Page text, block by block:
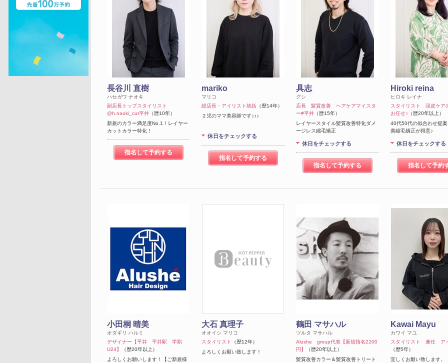
長谷川 直樹
ハセガワ ナオキ
副店長トップスタイリスト
@h.naoki_cut平井（歴10年）
新規のカラー満足度No.1！レイヤー
カットカラー特化！
指名して予約する
mariko
マリコ
総店長・アイリスト統括（歴14年）
２児のママ美容師です♪♪♪
休日をチェックする
指名して予約する
具志
グシ
店長 髪質改善 ヘアケアマイスタ
ー#平井（歴15年）
レイヤースタイル髪質改善特化ダメ
ージレス縮毛矯正
休日をチェックする
指名して予約する
Hiroki reina
ヒロキ レイナ
スタイリスト 頭皮ケア
お任せ♪ （歴20年以上）
40代50代の似合わせ提
善縮毛矯正が得意♪
休日をチェックする
指名して予約
小田桐 晴美
オダギリ ハルミ
デザイナー【平井 平井駅 学割
U24】
（歴20年以上）
よろしくお願いします！【ご新規様
大石 真理子
オオイシ マリコ
スタイリスト
（歴12年）
よろしくお願い致します！
鶴田 マサハル
ツルタ マサハル
Alushe group代表【新規指名2200
円】
（歴20年以上）
髪質改善カラー＆髪質改善トリート
Kawai Mayu
カワイ マユ
スタイリスト 兼任 ア
（歴5年）
宜しくお願い致します。